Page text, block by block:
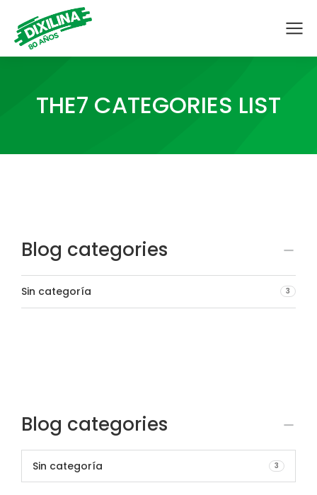
THE7 CATEGORIES LIST
Blog categories
Sin categoría 3
Blog categories
Sin categoría 3